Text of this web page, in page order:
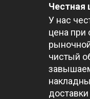
Честная
У нас
цена при
чистый